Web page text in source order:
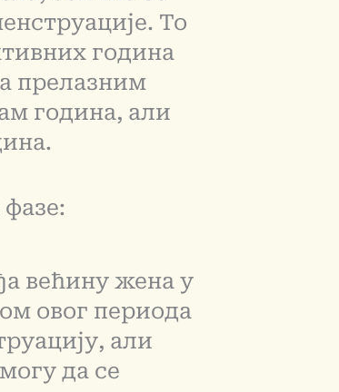
То
година
прелазним
година, али
већину жена у
овог периода
али
да се